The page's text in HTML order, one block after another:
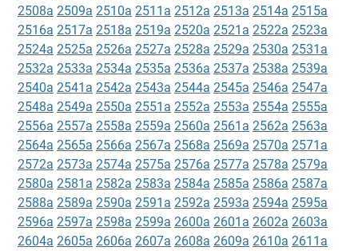
2508a 2509a 2510a 2511a 2512a 2513a 2514a 2515a
2516a 2517a 2518a 2519a 2520a 2521a 2522a 2523a
2524a 2525a 2526a 2527a 2528a 2529a 2530a 2531a
2532a 2533a 2534a 2535a 2536a 2537a 2538a 2539a
2540a 2541a 2542a 2543a 2544a 2545a 2546a 2547a
2548a 2549a 2550a 2551a 2552a 2553a 2554a 2555a
2556a 2557a 2558a 2559a 2560a 2561a 2562a 2563a
2564a 2565a 2566a 2567a 2568a 2569a 2570a 2571a
2572a 2573a 2574a 2575a 2576a 2577a 2578a 2579a
2580a 2581a 2582a 2583a 2584a 2585a 2586a 2587a
2588a 2589a 2590a 2591a 2592a 2593a 2594a 2595a
2596a 2597a 2598a 2599a 2600a 2601a 2602a 2603a
2604a 2605a 2606a 2607a 2608a 2609a 2610a 2611a